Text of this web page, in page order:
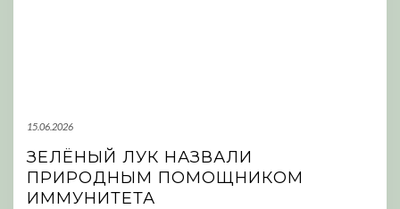
15.06.2026
ЗЕЛЁНЫЙ ЛУК НАЗВАЛИ
ПРИРОДНЫМ ПОМОЩНИКОМ
ИММУНИТЕТА